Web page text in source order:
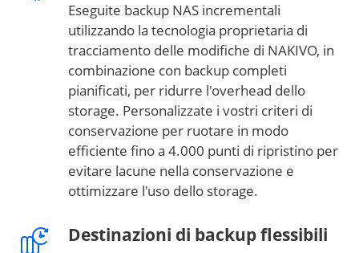
Eseguite backup NAS incrementali
utilizzando la tecnologia proprietaria di
tracciamento delle modifiche di NAKIVO, in
combinazione con backup completi
pianificati, per ridurre l'overhead dello
storage. Personalizzate i vostri criteri di
conservazione per ruotare in modo
efficiente fino a 4.000 punti di ripristino per
evitare lacune nella conservazione e
ottimizzare l'uso dello storage.
Destinazioni di backup flessibili